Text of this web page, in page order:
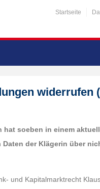
Startseite
widerrufen
soeben in einem
der Klägerin über
und Kapitalmarktrecht